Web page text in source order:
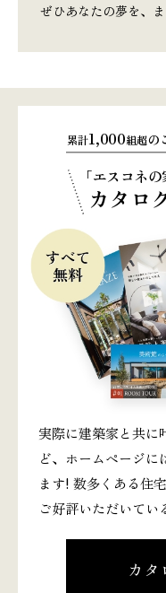
ぜひあなたの夢を、
累計1,000組超の
「エスコネ
カタロ
実際に建築家と共に
ど、ホームページ
ます! 数多くある住
ご好評いただいてい
カタ